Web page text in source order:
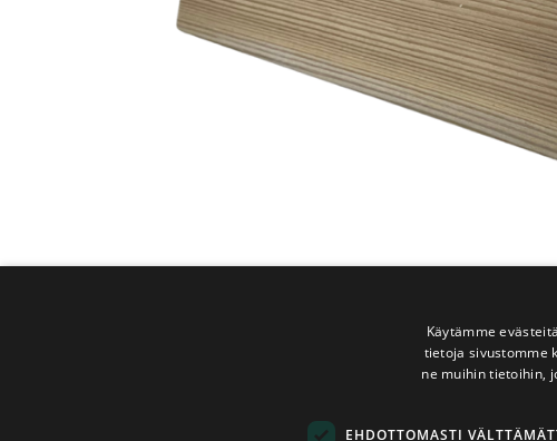
Käytämme
tietoja sivustomme
ne muihin tietoihin,
EHDOTTOMASTI